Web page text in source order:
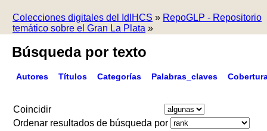
Colecciones digitales del IdIHCS » RepoGLP - Repositorio
temático sobre el Gran La Plata »
Búsqueda por texto
Autores Títulos Categorías Palabras_claves
Coincidir
Ordenar resultados de búsqueda por